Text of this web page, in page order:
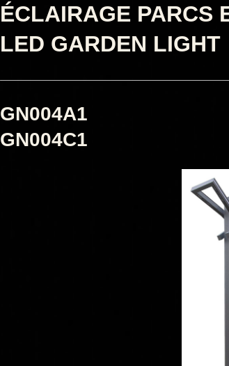
ÉCLAIRAGE
LED GARDEN LIGHT
GN004A1
GN004C1